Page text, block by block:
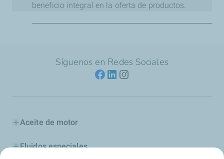
beneficio integral en la oferta de productos.
OBJETIVO:Demostración práctica, rápida y sencilla
puede demostrar el ahorro que significa usar lo mejor
aunque sea más costoso.
Síguenos en Redes Sociales
Aceite de motor
Fluidos especiales